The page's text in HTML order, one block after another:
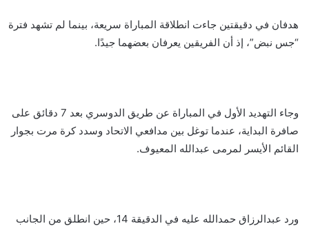
هدفان في دقيقتين جاءت انطلاقة المباراة سريعة، بينما لم تشهد فترة
“جس نبض”، إذ أن الفريقين يعرفان بعضهما جيدًا.
وجاء التهديد الأول في المباراة عن طريق الدوسري بعد 7 دقائق على
صافرة البداية، عندما توغل بين مدافعي الاتحاد وسدد كرة مرت بجوار
القائم الأيسر لمرمى عبدالله المعيوف.
ورد عبدالرزاق حمدالله عليه في الدقيقة 14، حين انطلق من الجانب